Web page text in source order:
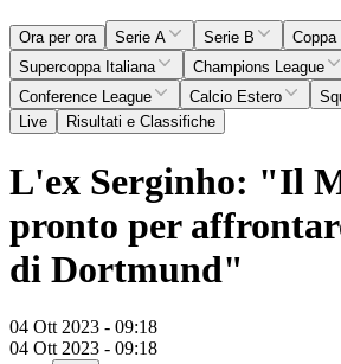
Ora per ora Serie A Serie B
Coppa
Supercoppa Italiana
Champions League
Conference League
Calcio Estero
Live
Risultati e Classifiche
L'ex Serginho: "Il
pronto per
di Dortmund"
04 Ott 2023 - 09:18
04 Ott 2023 - 09:18